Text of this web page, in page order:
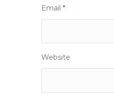
Email *
Website